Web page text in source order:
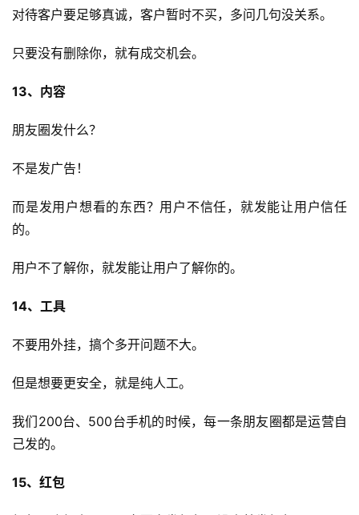
对待客户要足够真诚，客户暂时不买，多问几句没关系。
只要没有删除你，就有成交机会。
13、内容
朋友圈发什么？
不是发广告！
而是发用户想看的东西？用户不信任，就发能让用户信任
的。
用户不了解你，就发能让用户了解你的。
14、工具
不要用外挂，搞个多开问题不大。
但是想要更安全，就是纯人工。
我们200台、500台手机的时候，每一条朋友圈都是运营自
己发的。
15、红包